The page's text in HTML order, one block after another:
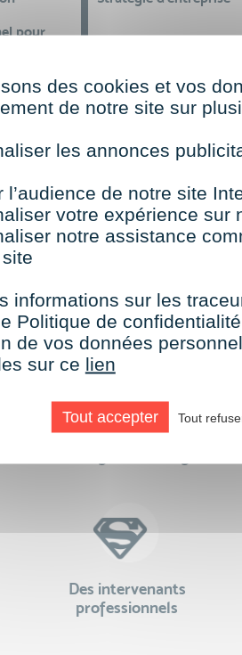
pour
TOUTES NOS
Faire le choix de
100% des formations réalisables
Des intervenants
professionnels
des cookies et vos
de notre site sur
les annonces
l’audience de notre site
votre expérience sur
notre assistance
informations sur les
Politique de
de vos données
sur ce lien
Tout accepter Tout